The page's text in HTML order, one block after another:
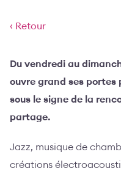
‹ Retour
Du vendredi au
ouvre grand ses
sous le signe de la
partage.
Jazz, musique de
créations